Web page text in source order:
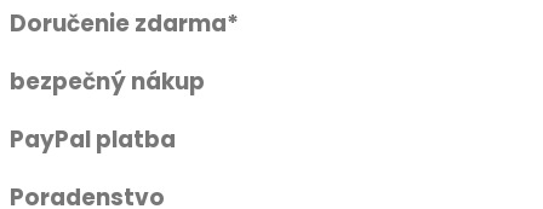
Doručenie zdarma*
bezpečný nákup
PayPal platba
Poradenstvo